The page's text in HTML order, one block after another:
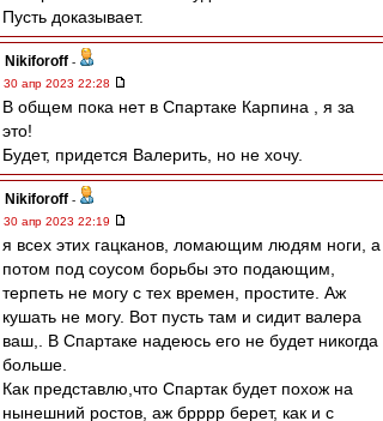
Пусть доказывает.
Nikiforoff -
30 апр 2023 22:28
В общем пока нет в Спартаке Карпина , я за
это!
Будет, придется Валерить, но не хочу.
Nikiforoff -
30 апр 2023 22:19
я всех этих гацканов, ломающим людям ноги, а
потом под соусом борьбы это подающим,
терпеть не могу с тех времен, простите. Аж
кушать не могу. Вот пусть там и сидит валера
ваш,. В Спартаке надеюсь его не будет никогда
больше.
Как представлю,что Спартак будет похож на
нынешний ростов, аж брррр берет, как и с